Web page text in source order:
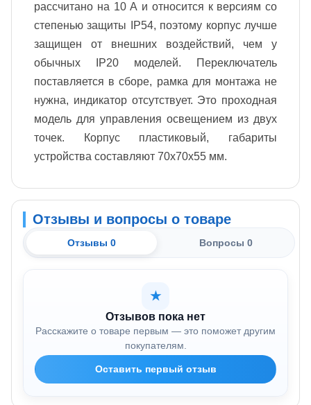
рассчитано на 10 А и относится к версиям со
степенью защиты IP54, поэтому корпус лучше
защищен от внешних воздействий, чем у
обычных IP20 моделей. Переключатель
поставляется в сборе, рамка для монтажа не
нужна, индикатор отсутствует. Это проходная
модель для управления освещением из двух
точек. Корпус пластиковый, габариты
устройства составляют 70x70x55 мм.
Отзывы и вопросы о товаре
Отзывы 0 Вопросы 0
★
Отзывов пока нет
Расскажите о товаре первым — это поможет другим
покупателям.
Оставить первый отзыв